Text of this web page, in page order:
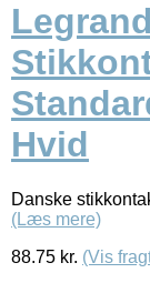
Hvid
Danske
(Læs mere)
88.75 kr. (Vis